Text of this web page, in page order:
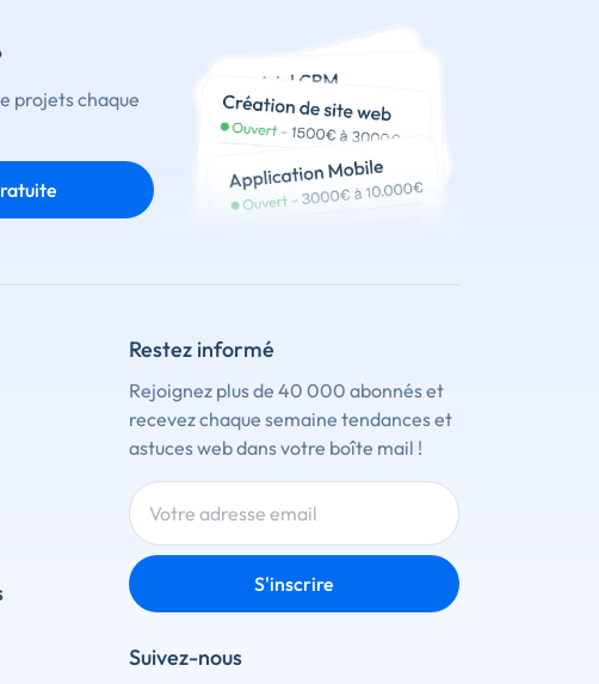
projets chaque
Restez informé
Rejoignez plus de 40 000 abonnés et
recevez chaque semaine tendances et
astuces web dans votre boîte mail !
S'inscrire
Suivez-nous